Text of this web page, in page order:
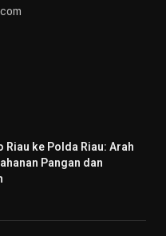
Riau ke Polda Riau: Arah
Pangan dan